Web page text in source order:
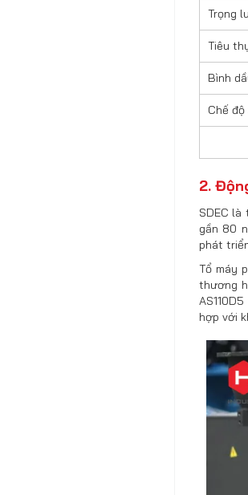
Trọng
Tiêu
Bình
Chế
2.
SDEC
gần 80
phát
Tổ máy
thương
hợp với